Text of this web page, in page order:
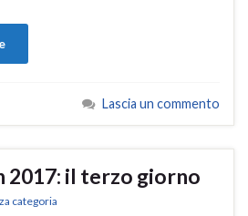
Lascia un commento
2017: il terzo giorno
categoria